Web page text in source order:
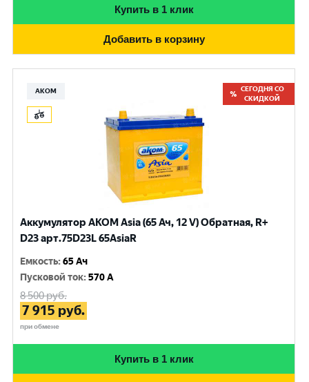
Купить в 1 клик
Добавить в корзину
АКОМ
СЕГОДНЯ СО
СКИДКОЙ
Аккумулятор AKOM Asia (65 Ач, 12 V) Обратная, R+
D23 арт.75D23L 65AsiaR
Емкость:65 Ач
Пусковой ток:570 A
8 500руб.
7 915 руб.
при обмене
Купить в 1 клик